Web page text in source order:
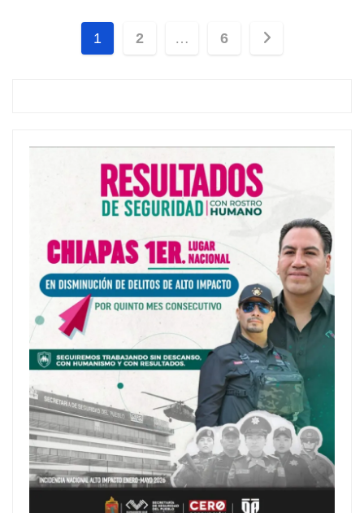
Paginación
1 2 … 6